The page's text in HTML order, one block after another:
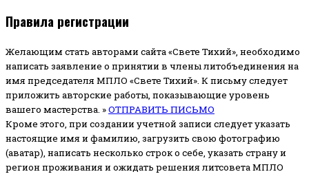
Правила регистрации
Желающим стать авторами сайта «Свете Тихий», необходимо
написать заявление о принятии в члены литобъединения на
имя председателя МПЛО «Свете Тихий». К письму следует
приложить авторские работы, показывающие уровень
вашего мастерства. »ОТПРАВИТЬ ПИСЬМО
Кроме этого, при создании учетной записи следует указать
настоящие имя и фамилию, загрузить свою фотографию
(аватар), написать несколько строк о себе, указать страну и
регион проживания и ожидать решения литсовета МПЛО